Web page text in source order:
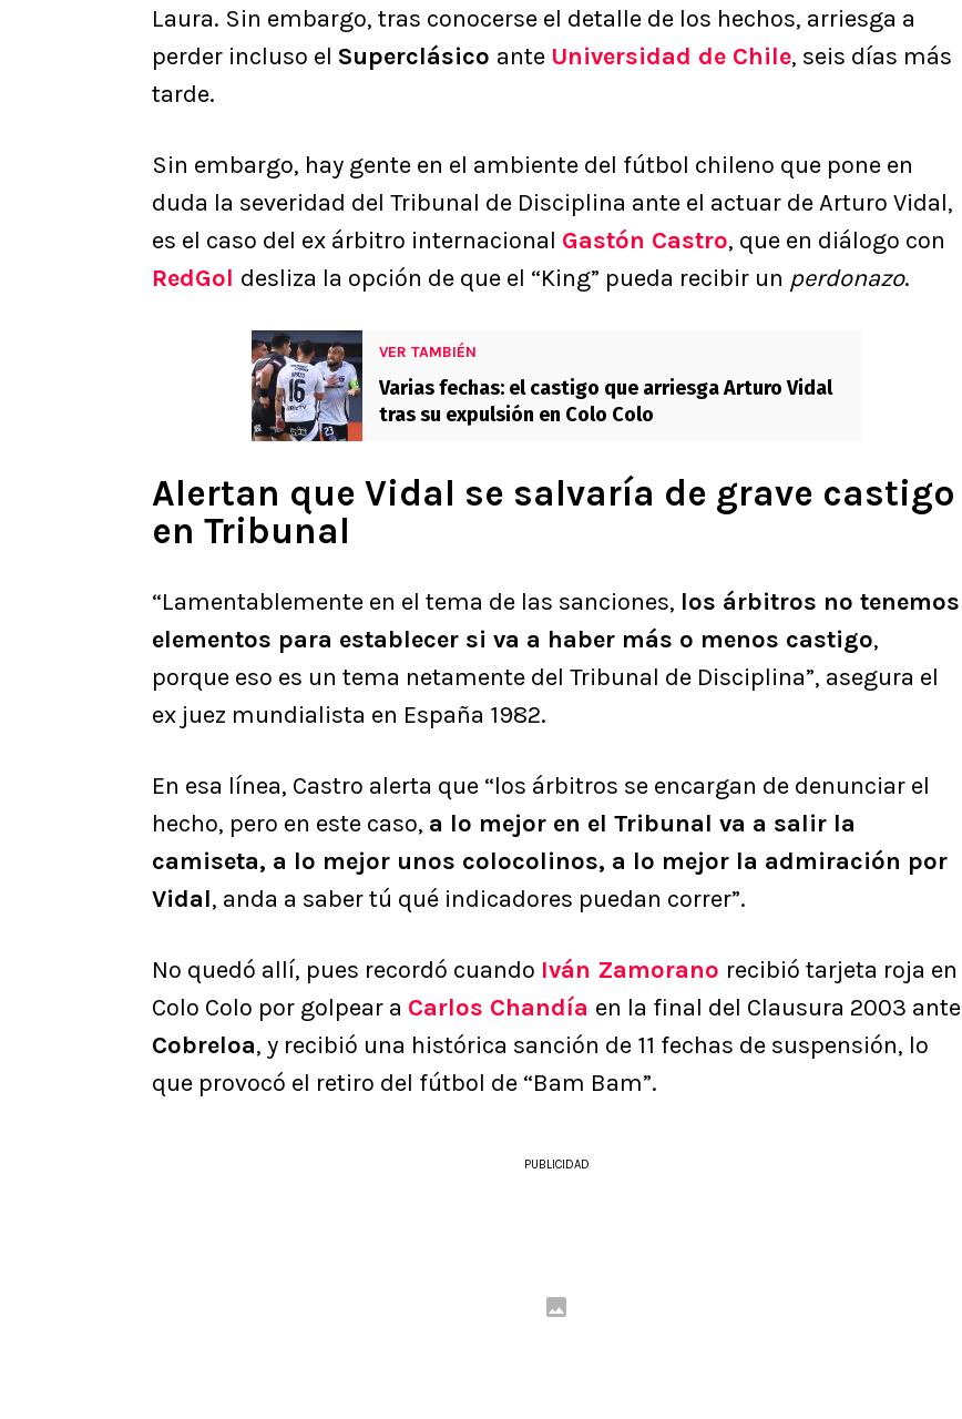
Laura. Sin embargo, tras conocerse el detalle de los hechos, arriesga a
perder incluso el Superclásico ante Universidad de Chile, seis días más
tarde.
Sin embargo, hay gente en el ambiente del fútbol chileno que pone en
duda la severidad del Tribunal de Disciplina ante el actuar de Arturo Vidal,
es el caso del ex árbitro internacional Gastón Castro, que en diálogo con
RedGol desliza la opción de que el “King” pueda recibir un perdonazo.
VER TAMBIÉN
Varias fechas: el castigo que arriesga Arturo Vidal
tras su expulsión en Colo Colo
Alertan que Vidal se salvaría de grave castigo
en Tribunal
“Lamentablemente en el tema de las sanciones, los árbitros no tenemos
elementos para establecer si va a haber más o menos castigo,
porque eso es un tema netamente del Tribunal de Disciplina”, asegura el
ex juez mundialista en España 1982.
En esa línea, Castro alerta que “los árbitros se encargan de denunciar el
hecho, pero en este caso, a lo mejor en el Tribunal va a salir la
camiseta, a lo mejor unos colocolinos, a lo mejor la admiración por
Vidal, anda a saber tú qué indicadores puedan correr”.
No quedó allí, pues recordó cuando Iván Zamorano recibió tarjeta roja en
Colo Colo por golpear a Carlos Chandía en la final del Clausura 2003 ante
Cobreloa, y recibió una histórica sanción de 11 fechas de suspensión, lo
que provocó el retiro del fútbol de “Bam Bam”.
PUBLICIDAD